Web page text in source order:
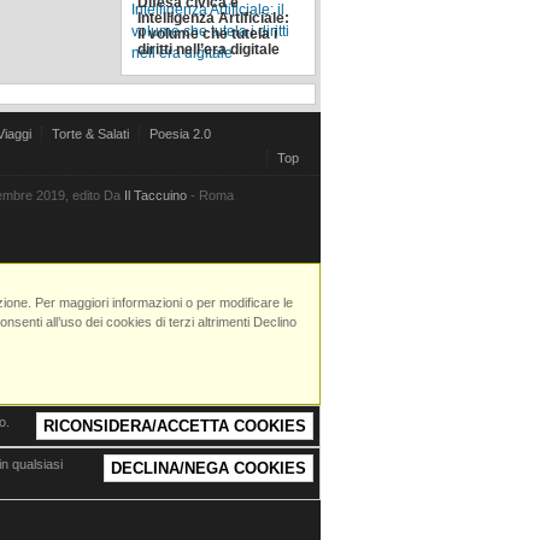
Intelligenza Artificiale:
il volume che tutela i
diritti nell’era digitale
Torte & Salati
Poesia 2.0
Top
2019, edito Da Il Taccuino - Roma
Per maggiori informazioni o per modificare le
all’uso dei cookies di terzi altrimenti Declino
RICONSIDERA/ACCETTA COOKIES
DECLINA/NEGA COOKIES
qualsiasi